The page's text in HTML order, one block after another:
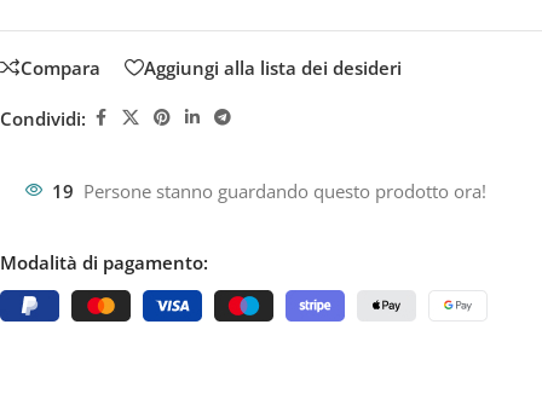
Compara Aggiungi alla lista dei desideri
Condividi:
19 Persone stanno guardando questo prodotto ora!
Modalità di pagamento: